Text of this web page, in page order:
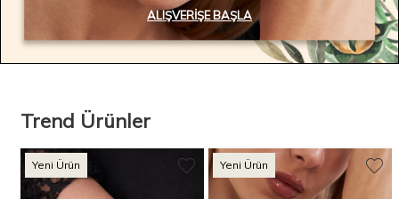
ALIŞVERIŞE BAŞLA
Trend Ürünler
Yeni Ürün Yeni Ürün